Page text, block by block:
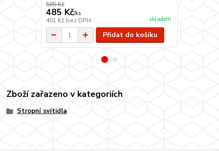
585 Kč
485 Kč/ks
401 Kč bez DPH skladem
Přidat do košíku
Zboží zařazeno v kategoriích
Stropní svítidla